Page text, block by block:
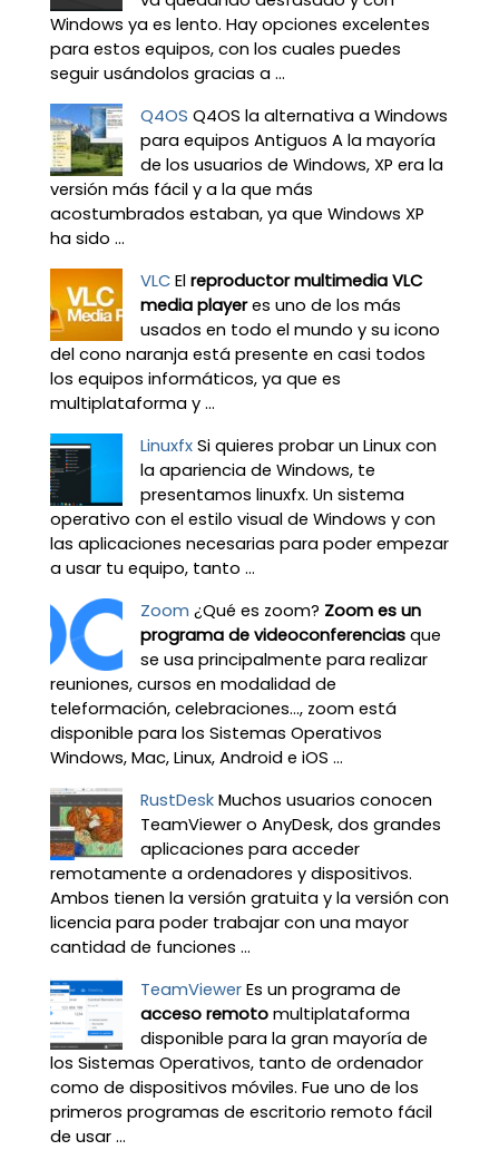
Windows ya es lento. Hay opciones excelentes
para estos equipos, con los cuales puedes
seguir usándolos gracias a ...
Q4OS Q4OS la alternativa a Windows
para equipos Antiguos A la mayoría
de los usuarios de Windows, XP era la
versión más fácil y a la que más
acostumbrados estaban, ya que Windows XP
ha sido ...
VLC El reproductor multimedia VLC
media playeres uno de los más
usados en todo el mundo y su icono
del cono naranja está presente en casi todos
los equipos informáticos, ya que es
multiplataforma y ...
Linuxfx Si quieres probar un Linux con
la apariencia de Windows, te
presentamos linuxfx. Un sistema
operativo con el estilo visual de Windows y con
las aplicaciones necesarias para poder empezar
a usar tu equipo, tanto ...
Zoom ¿Qué es zoom? Zoom es un
programa de videoconferenciasque
se usa principalmente para realizar
reuniones, cursos en modalidad de
teleformación, celebraciones…, zoom está
disponible para los Sistemas Operativos
Windows, Mac, Linux, Android e iOS ...
RustDesk Muchos usuarios conocen
TeamViewer o AnyDesk, dos grandes
aplicaciones para acceder
remotamente a ordenadores y dispositivos.
Ambos tienen la versión gratuita y la versión con
licencia para poder trabajar con una mayor
cantidad de funciones ...
TeamViewer Es un programa de
acceso remotomultiplataforma
disponible para la gran mayoría de
los Sistemas Operativos, tanto de ordenador
como de dispositivos móviles. Fue uno de los
primeros programas de escritorio remoto fácil
de usar ...